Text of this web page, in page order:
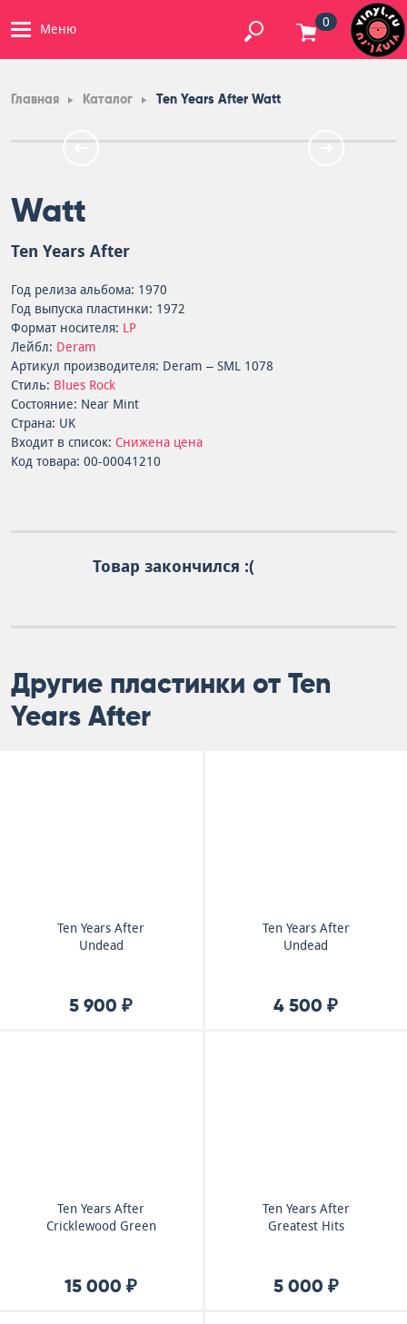
Меню 0
Главная Каталог Ten Years After Watt
Watt
Ten Years After
Год релиза альбома: 1970
Год выпуска пластинки: 1972
Формат носителя: LP
Лейбл: Deram
Артикул производителя: Deram – SML 1078
Стиль: Blues Rock
Состояние: Near Mint
Страна: UK
Входит в список: Снижена цена
Код товара: 00-00041210
Товар закончился :(
Другие пластинки от Ten
Years After
Ten Years After
Undead
5 900 ₽
Ten Years After
Undead
4 500 ₽
Ten Years After
Cricklewood Green
15 000 ₽
Ten Years After
Greatest Hits
5 000 ₽